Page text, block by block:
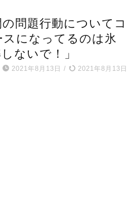
問題行動についてコ
スになってるのは氷
ないで！」
2021年8月13日 / 2021年8月13日